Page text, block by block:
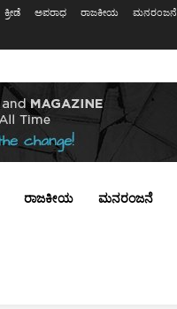
ಕ್ರೀಡೆ ಅಪರಾಧ ರಾಜಕೀಯ ಮನರಂಜನೆ
ರಾಜಕೀಯ ಮನರಂಜನೆ